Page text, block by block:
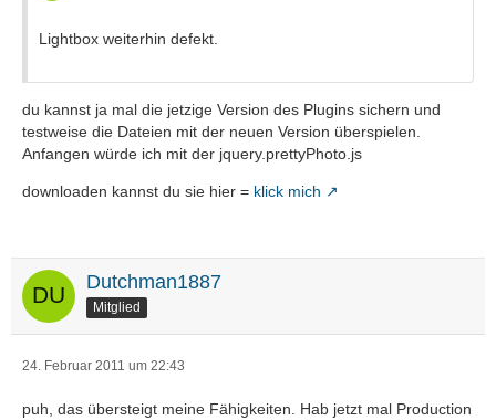
Lightbox weiterhin defekt.
du kannst ja mal die jetzige Version des Plugins sichern und
testweise die Dateien mit der neuen Version überspielen.
Anfangen würde ich mit der jquery.prettyPhoto.js
downloaden kannst du sie hier = klick mich
Dutchman1887
Mitglied
24. Februar 2011 um 22:43
puh, das übersteigt meine Fähigkeiten. Hab jetzt mal Production